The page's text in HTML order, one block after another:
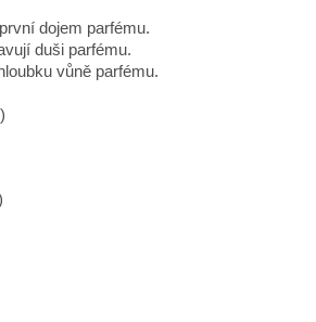
dojem parfému.
duši parfému.
vůně parfému.